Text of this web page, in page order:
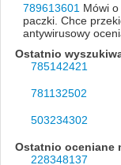
789613601 Mówi
paczki. Chce
antywirusowy
Ostatnio
785142421
781132502
503234302
Ostatnio oceniane
228348137